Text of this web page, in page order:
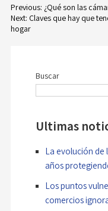
Navegación
entradas
Previous: ¿Qué son las
Next: Claves que hay que
hogar
Buscar
Ultimas
La evolución de
años
Los puntos
comercios